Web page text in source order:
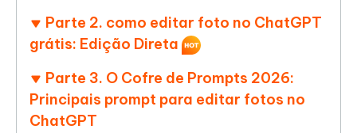
Parte 2. como editar foto no ChatGPT
grátis: Edição Direta
Parte 3. O Cofre de Prompts 2026:
Principais prompt para editar fotos no
ChatGPT